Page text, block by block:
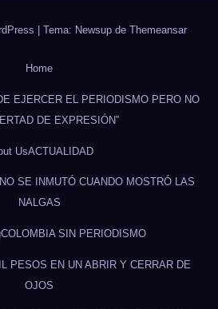
| Tema: Newsup de Themeansar
Home
EJERCER EL PERIODISMO PERO NO
DE EXPRESIÓN”
UsACTUALIDAD
SE INMUTÓ CUANDO MOSTRÓ LAS
NALGAS
COLOMBIA SIN PERIODISMO
PESOS EN UN ABRIR Y CERRAR DE
OJOS